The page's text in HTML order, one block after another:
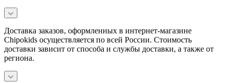
Доставка заказов, оформленных в интернет-магазине
Chipokids осуществляется по всей России. Стоимость
доставки зависит от способа и службы доставки, а также от
региона.